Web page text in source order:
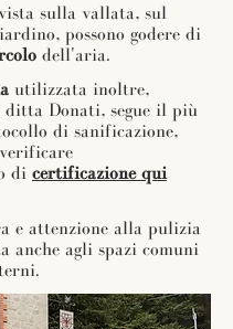
sulla vallata, sul
possono godere di
dell'aria.
utilizzata inoltre,
Donati, segue il più
di sanificazione,
di certificazione qui
e attenzione alla pulizia
anche agli spazi comuni